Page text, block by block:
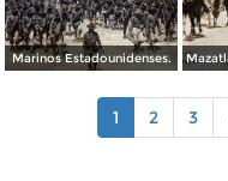
Marinos Estadounidenses.
1 2 3